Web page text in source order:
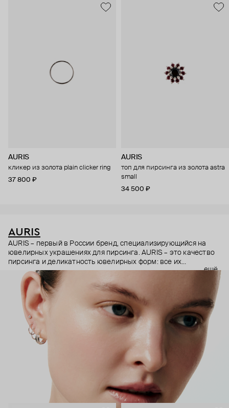
AURIS
кликер из золота plain clicker ring
37 800 ₽
AURIS
топ для пирсинга из золота astra
small
34 500 ₽
AURIS
AURIS – первый в России бренд, специализирующийся на
ювелирных украшениях для пирсинга. AURIS – это качество
пирсинга и деликатность ювелирных форм: все их
украшения ручной работы. В процессе создания участвуют
как профессиональные пирсеры (они отвечают за
безопасность и эргономичность пирсинга), так и ювелирные
стилисты (благодаря им дизайн соответствует трендам, а
украшения легко сочетаются между собой).
Украшения AURIS – для тех, кто открыто выражает себя, но
делает это интеллигентно и по-взрослому.
ещё